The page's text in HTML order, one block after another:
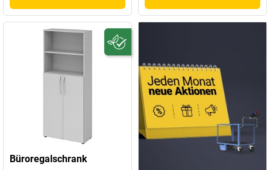
Büroregalschrank